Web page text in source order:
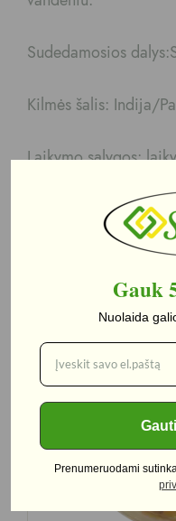
Sudedamosios
Kilmės šalis: Indija/
Laikymo sąlygos:
Jums taip pat
Gauk
Nuolaida
Prenumeruodami